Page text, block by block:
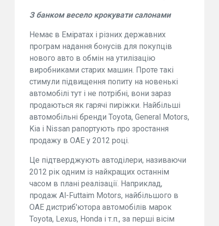
З банком весело крокувати салонами
Немає в Еміратах і різних державних
програм надання бонусів для покупців
нового авто в обмін на утилізацію
виробниками старих машин. Проте такі
стимули підвищення попиту на новенькі
автомобілі тут і не потрібні, вони зараз
продаються як гарячі пиріжки. Найбільші
автомобільні бренди Toyota, General Motors,
Kia і Nissan рапортують про зростання
продажу в ОАЕ у 2012 році.
Це підтверджують автоділери, називаючи
2012 рік одним із найкращих останнім
часом в плані реалізації. Наприклад,
продаж Al-Futtaim Motors, найбільшого в
ОАЕ дистриб'ютора автомобілів марок
Toyota, Lexus, Honda і т.п., за перші вісім